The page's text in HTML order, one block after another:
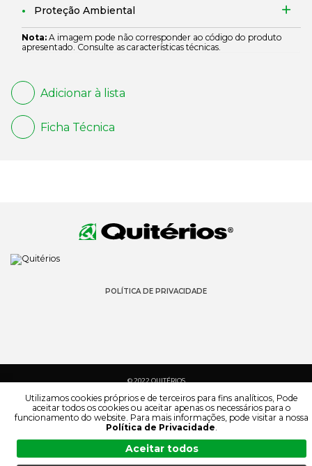
Proteção Ambiental
Nota: A imagem pode não corresponder ao código do produto
apresentado. Consulte as características técnicas.
Adicionar à lista
Ficha Técnica
POLÍTICA DE PRIVACIDADE
© 2022 QUITÉRIOS
Utilizamos cookies próprios e de terceiros para fins analíticos, Pode
aceitar todos os cookies ou aceitar apenas os necessários para o
funcionamento do website. Para mais informações, pode visitar a nossa
Política de Privacidade.
Aceitar todos